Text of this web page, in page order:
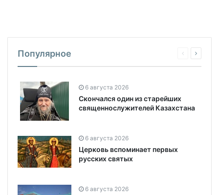
Популярное
6 августа 2026
Скончался один из старейших
священнослужителей Казахстана
6 августа 2026
Церковь вспоминает первых
русских святых
6 августа 2026